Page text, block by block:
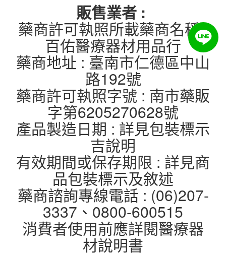
販售業者 :
藥商許可執照所載藥商名稱 :
百佑醫療器材用品行
藥商地址 : 臺南市仁德區中山
路192號
藥商許可執照字號 : 南市藥販
字第6205270628號
產品製造日期 : 詳見包裝標示
吉說明
有效期間或保存期限 : 詳見商
品包裝標示及敘述
藥商諮詢專線電話 : (06)207-
3337、0800-600515
消費者使用前應詳閱醫療器
材說明書